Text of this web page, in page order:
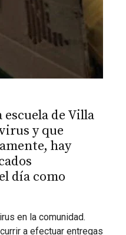
de Villa
y que
hay
día como
en la comunidad.
a efectuar entregas